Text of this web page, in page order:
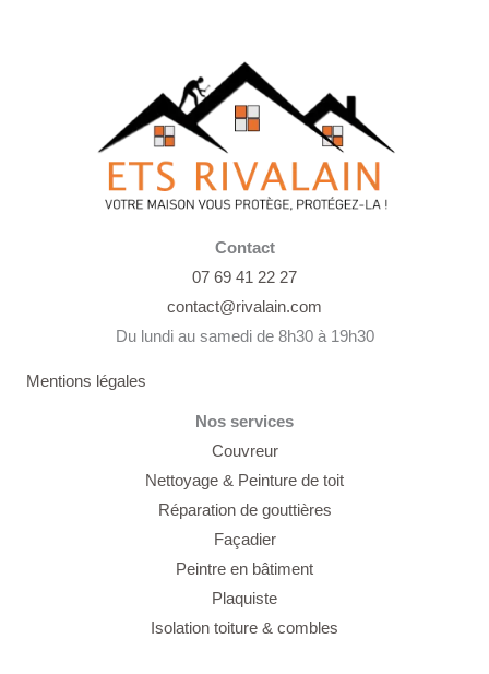
Contact
07 69 41 22 27
contact@rivalain.com
Du lundi au samedi de 8h30 à 19h30
Mentions légales
Nos services
Couvreur
Nettoyage & Peinture de toit
Réparation de gouttières
Façadier
Peintre en bâtiment
Plaquiste
Isolation toiture & combles